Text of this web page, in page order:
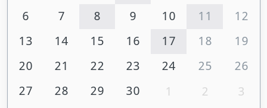
6
7 8 9 10 11
12
13
14 15 16 17 18
19
20
21 22 23 24 25
26
27
28 29 30 1 2
3